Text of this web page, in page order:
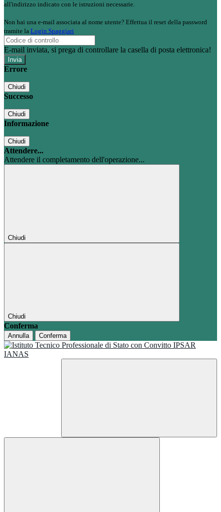
all'indirizzo indicato con le istruzioni necessarie.
Non hai una e-mail associata al nome utente? Effettua il reset della password
tramite la Login Spaggiari
E-mail inviata, si prega di controllare la casella di posta elettronica!
Errore
Chiudi
Successo
Chiudi
Informazione
Chiudi
Attendere...
Attendere il completamento dell'operazione...
Chiudi
Chiudi
Conferma
Annulla Conferma